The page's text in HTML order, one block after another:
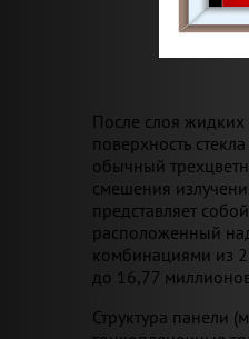
После слоя
поверхность
обычный
смешения
представляет
расположенный
комбинациями из
до 16,77
Структура панели